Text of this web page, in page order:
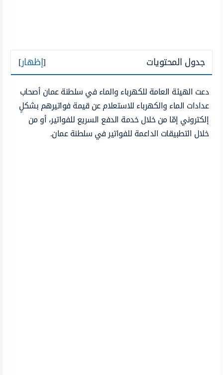
جدول المحتويات [إظهار]
دعت الهيئة العامة للكهرباء والماء في سلطنة عمان أصحاب
عدادات الماء والكهرباء للاستعلام عن قيمة فواتيرهم بشكلٍ
إلكتروني إمّا من خلال خدمة الدفع السريع للفواتير، أو من
خلال التطبيقات الداعمة للفواتير في سلطنة عمان.